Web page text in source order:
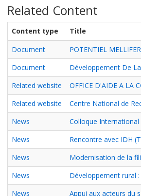
Related Content
Content type
Title
Document
POTENTIEL
Document
Développement De
Related website
OFFICE D'AIDE A LA
Related website
Centre National de
News
Colloque International
News
Rencontre avec IDH
News
Modernisation de la
News
Développement rural
News
Appui aux acteurs du